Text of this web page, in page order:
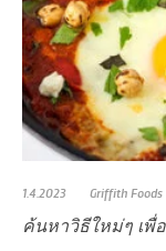
1.4.2023 Griffith Foods
ค้นหาวิธีใหม่ๆ เพื่